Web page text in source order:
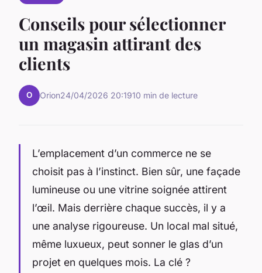
Conseils pour sélectionner
un magasin attirant des
clients
O Orion24/04/2026 20:1910 min de lecture
L’emplacement d’un commerce ne se
choisit pas à l’instinct. Bien sûr, une façade
lumineuse ou une vitrine soignée attirent
l’œil. Mais derrière chaque succès, il y a
une analyse rigoureuse. Un local mal situé,
même luxueux, peut sonner le glas d’un
projet en quelques mois. La clé ?